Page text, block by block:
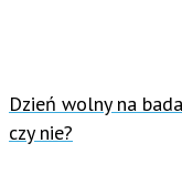
Dzień wolny na
czy nie?